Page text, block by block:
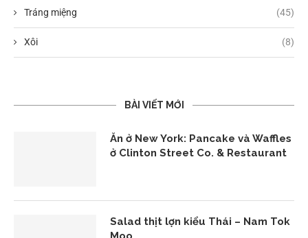
Tráng miệng (45)
Xôi (8)
BÀI VIẾT MỚI
Ăn ở New York: Pancake và Waffles
ở Clinton Street Co. & Restaurant
Salad thịt lợn kiểu Thái – Nam Tok